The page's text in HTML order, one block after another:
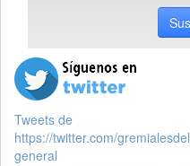
Tweets de
https://twitter.com/
general